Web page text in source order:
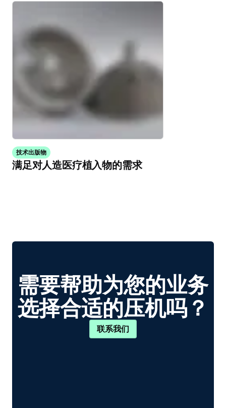
技术出版物
满足对人造医疗植入物的需求
需要帮助为您的业务
选择合适的压机吗？
联系我们